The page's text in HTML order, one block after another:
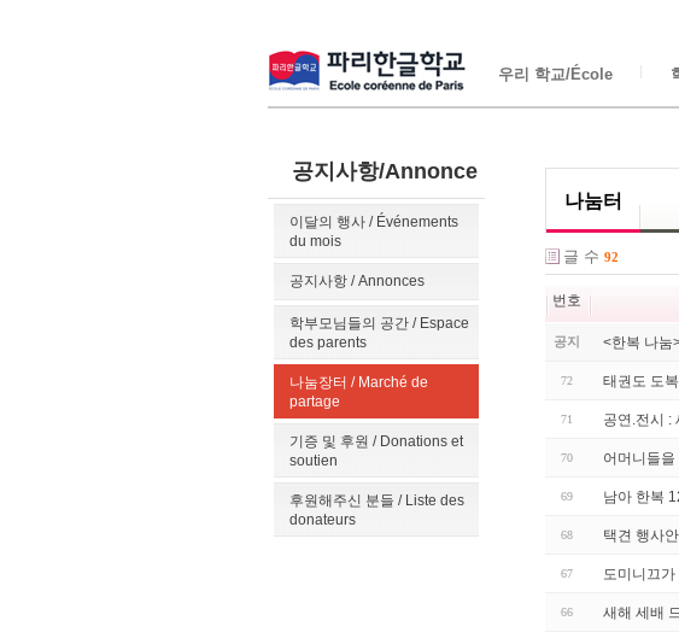
우리 학교/École
공지사항/Annonce
이달의 행사 / Événements
du mois
공지사항 / Annonces
학부모님들의 공간 / Espace
des parents
나눔장터 / Marché de
partage
기증 및 후원 / Donations et
soutien
후원해주신 분들 / Liste des
donateurs
나눔터
글 수 92
번호
공지 <한복 나눔
72 태권도 도
71 공연.전시 :
70 어머니들
69 남아 한복
68 택견 행사
67 도미니끄
66 새해 세배